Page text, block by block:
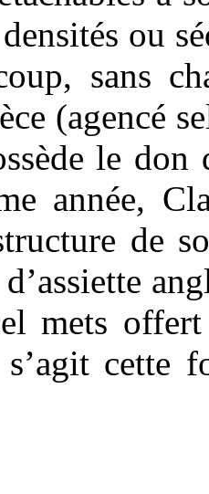
ou
sans
(agencé
le don
année,
de
mets
cette